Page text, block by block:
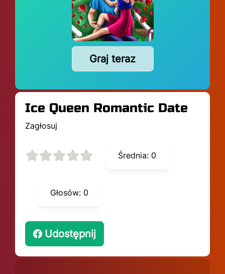
Graj teraz
Ice Queen Romantic Date
Zagłosuj
Średnia: 0
Głosów: 0
Udostępnij